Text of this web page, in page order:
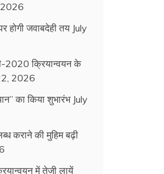
2026
होगी जवाबदेही तय July
2020 क्रियान्वयन के
2026
का किया शुभारंभ July
कराने की मुहिम बढ़ी
में तेजी लायें